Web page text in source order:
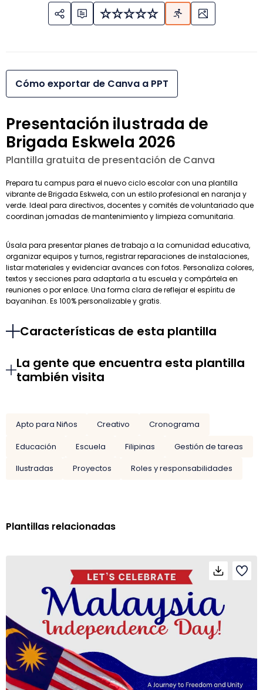
Cómo exportar de Canva a PPT
Presentación ilustrada de
Brigada Eskwela 2026
Plantilla gratuita de presentación de Canva
Prepara tu campus para el nuevo ciclo escolar con una plantilla
vibrante de Brigada Eskwela, con un estilo profesional en naranja y
verde. Ideal para directivos, docentes y comités de voluntariado que
coordinan jornadas de mantenimiento y limpieza comunitaria.
Úsala para presentar planes de trabajo a la comunidad educativa,
organizar equipos y turnos, registrar reparaciones de instalaciones,
listar materiales y evidenciar avances con fotos. Personaliza colores,
textos y secciones para adaptarla a tu escuela y compártela en
reuniones o por enlace. Una forma clara de reflejar el espíritu de
bayanihan. Es 100% personalizable y gratis.
Características de esta plantilla
La gente que encuentra esta plantilla
también visita
Apto para Niños Creativo
Cronograma
Educación
Escuela Filipinas
Gestión de tareas
Ilustradas
Proyectos Roles y responsabilidades
Plantillas relacionadas